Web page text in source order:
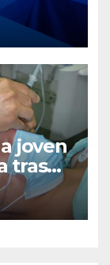
joven
tras